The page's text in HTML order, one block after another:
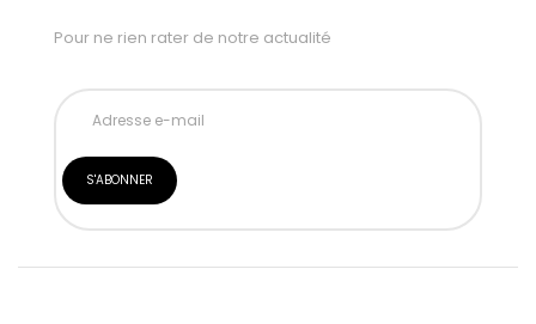
Pour ne rien rater de notre actualité